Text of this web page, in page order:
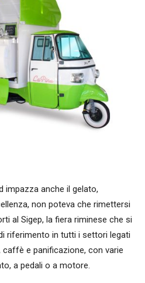
impazza anche il gelato,
non poteva che rimettersi
al Sigep, la fiera riminese che si
riferimento in tutti i settori legati
caffè e panificazione, con varie
a pedali o a motore.